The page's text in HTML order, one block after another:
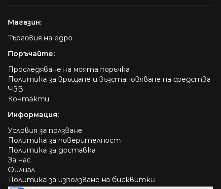
Магазин:
Търговия на едро
Поръчайте:
Проследяване на моята поръчка
Политика за връщане и възстановяване на средства
ЧЗВ
Контакти
Информация:
Условия за ползване
Политика за поверителност
Политика за доставка
За нас
Филиал
Политика за използване на бисквитки